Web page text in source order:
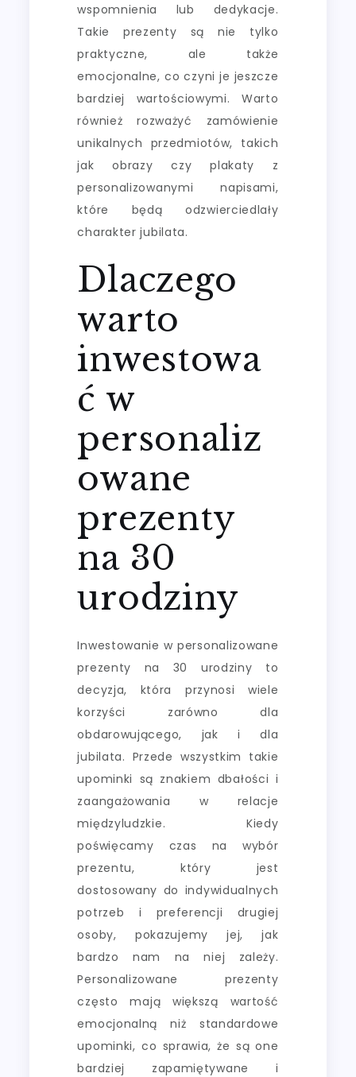
wspomnienia lub dedykacje.
Takie prezenty są nie tylko
praktyczne, ale także
emocjonalne, co czyni je jeszcze
bardziej wartościowymi. Warto
również rozważyć zamówienie
unikalnych przedmiotów, takich
jak obrazy czy plakaty z
personalizowanymi napisami,
które będą odzwierciedlały
charakter jubilata.
Dlaczego
warto
inwestowa
ć w
personaliz
owane
prezenty
na 30
urodziny
Inwestowanie w personalizowane
prezenty na 30 urodziny to
decyzja, która przynosi wiele
korzyści zarówno dla
obdarowującego, jak i dla
jubilata. Przede wszystkim takie
upominki są znakiem dbałości i
zaangażowania w relacje
międzyludzkie. Kiedy
poświęcamy czas na wybór
prezentu, który jest
dostosowany do indywidualnych
potrzeb i preferencji drugiej
osoby, pokazujemy jej, jak
bardzo nam na niej zależy.
Personalizowane prezenty
często mają większą wartość
emocjonalną niż standardowe
upominki, co sprawia, że są one
bardziej zapamiętywane i